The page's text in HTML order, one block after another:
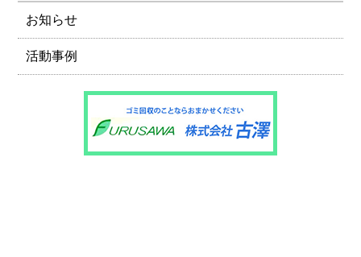
お知らせ
活動事例